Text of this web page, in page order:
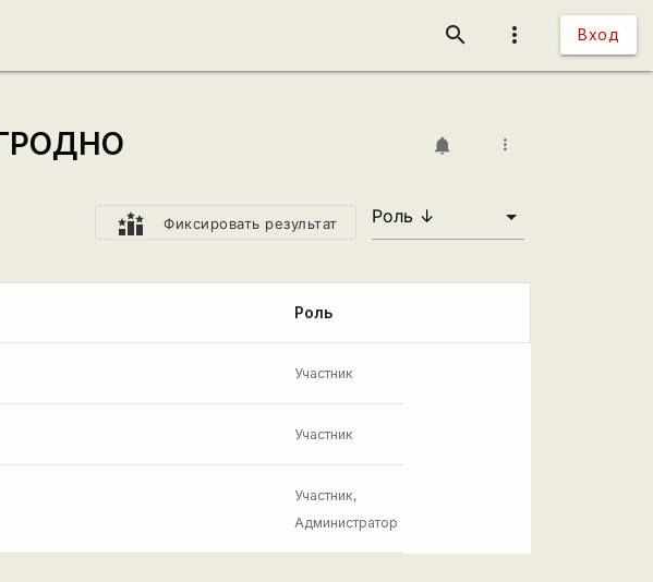
more_vert Вход
search
more_vert
Фиксировать результат
Роль
Участник
Участник
Участник,
Администратор